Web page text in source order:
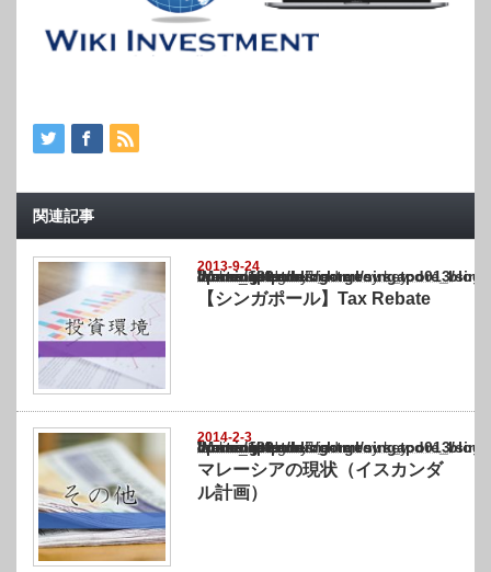
関連記事
2013-9-24
Warning
: Undefined array key "show_category" in
/home/netst/kuno-cpa.co.jp/public_html/singapore_blog/wp-content/themes/
on line183
【シンガポール】Tax Rebate
2014-2-3
Warning
: Undefined array key "show_category" in
/home/netst/kuno-cpa.co.jp/public_html/singapore_blog/wp-content/themes/
on line183
マレーシアの現状（イスカンダ
ル計画）